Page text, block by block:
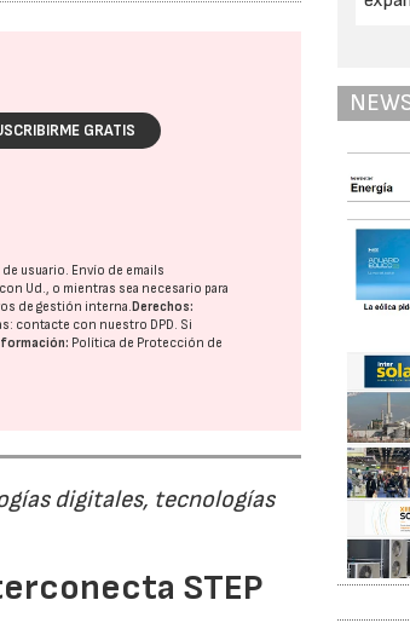
GRATIS
usuario. Envío de emails
Ud., o mientras sea necesario para
de gestión interna.Derechos:
contacte con nuestro DPD. Si
Política de Protección de
digitales, tecnologías
STEP
30/07/2026